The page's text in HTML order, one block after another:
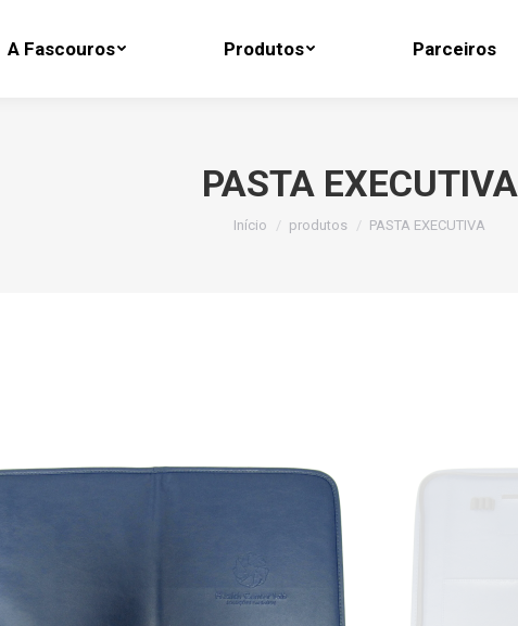
A Fascouros Produtos Parceiros
PASTA EXECUTIVA
Você está aqui:
Início produtos PASTA EXECUTIVA